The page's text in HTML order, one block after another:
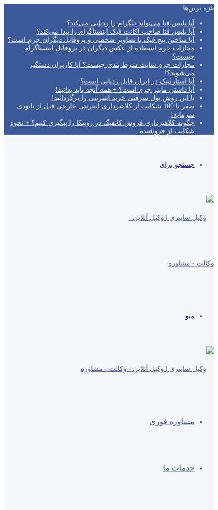
تازه‌ ترین‌ها
آیا پلیس فتا می‌تواند تلگرام را ردیابی می‌کند؟
آیا پلیس فتا صاحب اکانت فیک اینستاگرام را پیدا می‌کند؟
آیا ساختن پیج فیک با تصاویر شخصی و پروفایل دیگران جرم است؟
مجازات جرم استفاده از عکس دیگران در پروفایل اینستاگرام
چیست؟
مجازات جرم سایت شرط بندی چیست؟ آیا کاربران دستگیر
می‌شوند؟!
آیا استارلینک در ایران قابل ردیابی است؟
آیا داشتن ماینر جرم است؟ + همه آنچه باید بدانید!
با این روش پول سرقتی خرید اینترنتی را برگردانید!
صفر تا 100 شکایت از کلاهبرداری اینترنتی خارجی قبل از نابودی
سرمایه!
چگونه کلاهبرداری فروش کانفیگ در روبیکا را پیگیری کنیم؟ + نحوه
شکایت از فروشنده
جستجو برای
منو
مشاوره فوری
خدمات ما